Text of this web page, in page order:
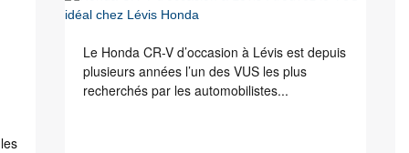
Le Honda CR-V d’occasion à Lévis est depuis
plusieurs années l’un des VUS les plus
recherchés par les automobilistes...